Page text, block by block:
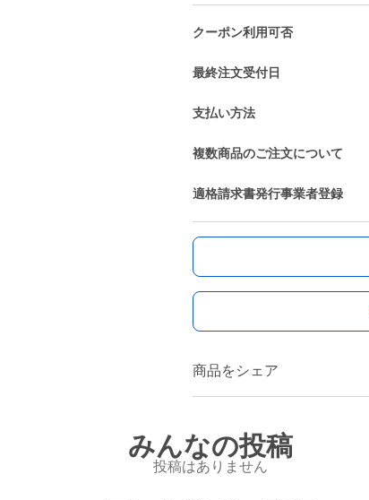
クーポン利用可否
最終注文受付日
支払い方法
複数商品のご注文について
適格請求書発行事業者登録
商品をシェア
みんなの投稿
投稿はありません